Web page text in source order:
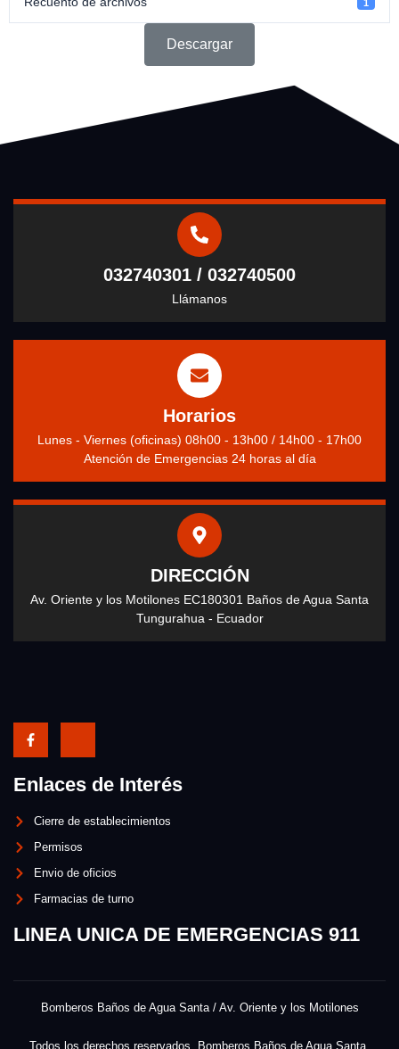
1
Descargar
032740301 / 032740500
Llámanos
Horarios
Lunes - Viernes (oficinas) 08h00 - 13h00 / 14h00 - 17h00
Atención de Emergencias 24 horas al día
DIRECCIÓN
Av. Oriente y los Motilones EC180301 Baños de Agua Santa
Tungurahua - Ecuador
Enlaces de Interés
Cierre de establecimientos
Permisos
Envio de oficios
Farmacias de turno
LINEA UNICA DE EMERGENCIAS 911
Bomberos Baños de Agua Santa / Av. Oriente y los Motilones
Todos los derechos reservados. Bomberos Baños de Agua Santa.